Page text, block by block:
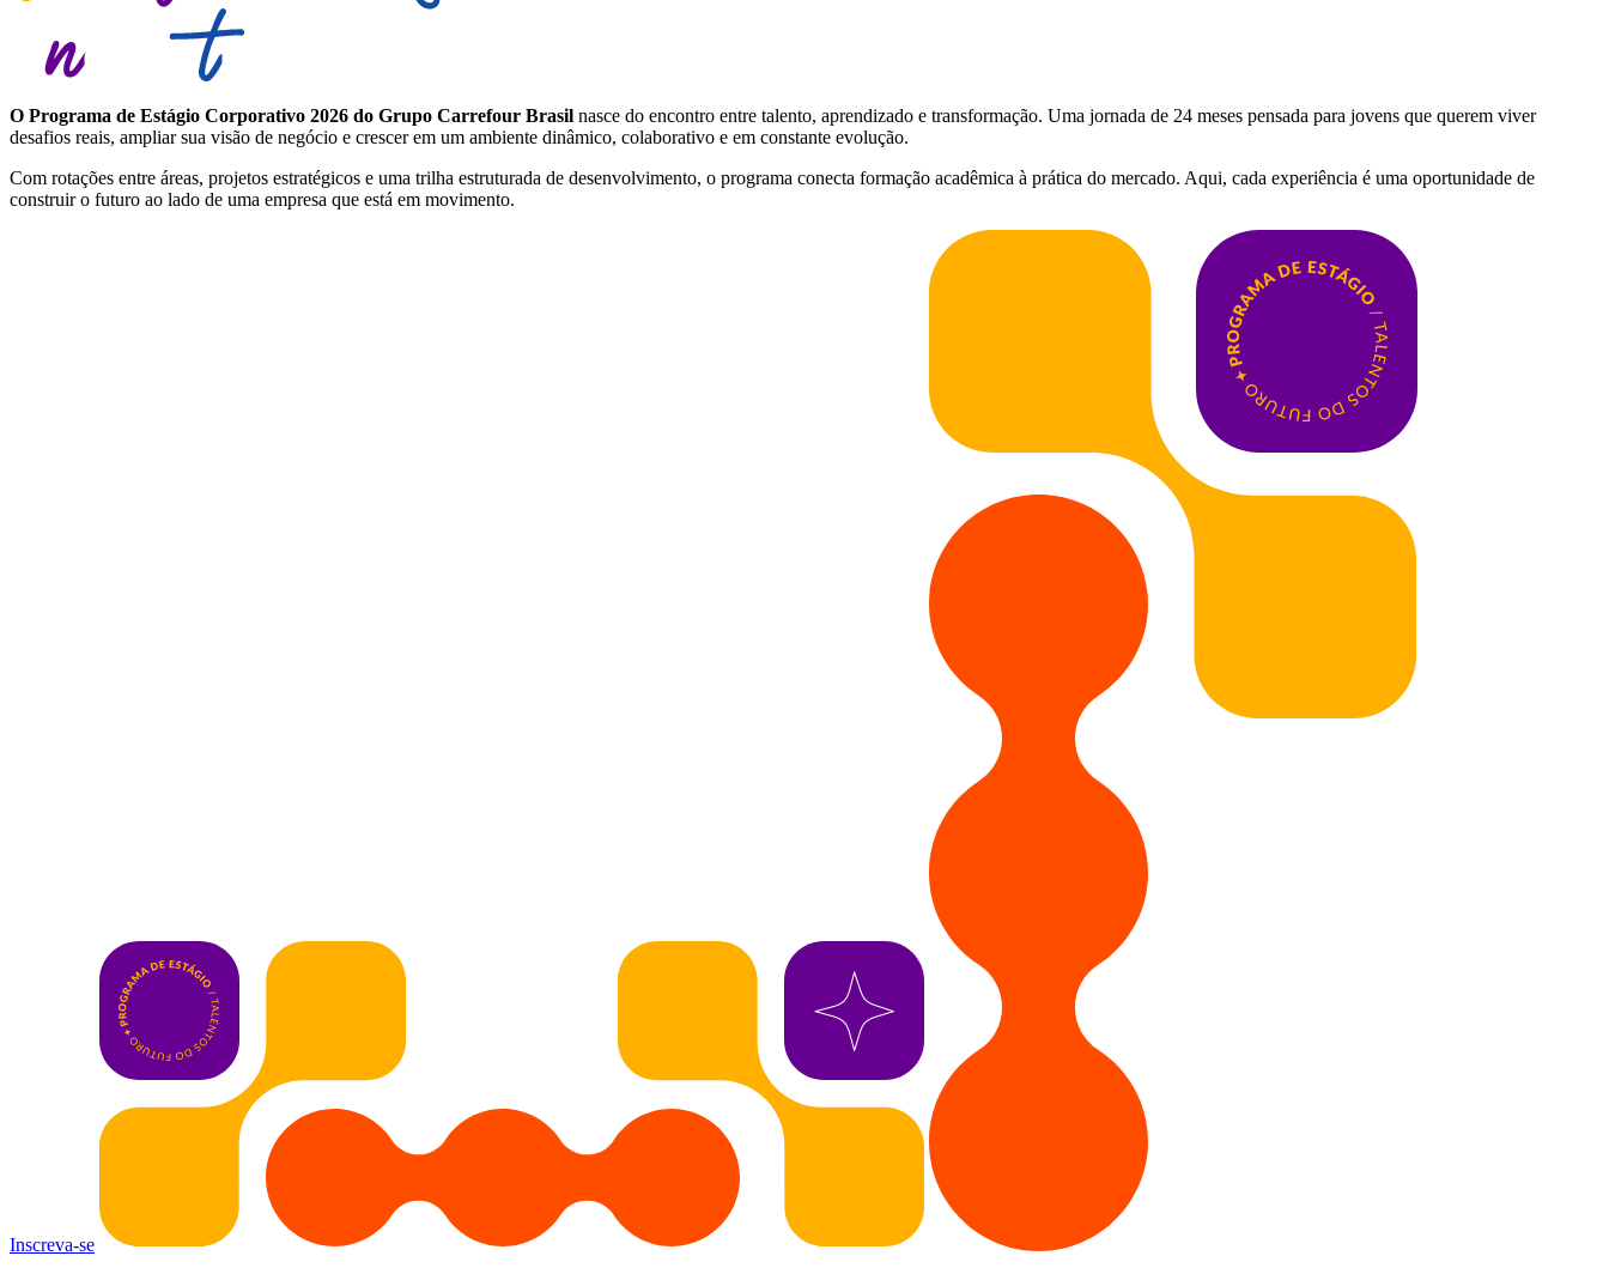
O Programa de Estágio Corporativo 2026 do Grupo Carrefour Brasil nasce do encontro entre talento, aprendizado e transformação. Uma jornada de 24 meses pensada para jovens que querem viver
desafios reais, ampliar sua visão de negócio e crescer em um ambiente dinâmico, colaborativo e em constante evolução.
Com rotações entre áreas, projetos estratégicos e uma trilha estruturada de desenvolvimento, o programa conecta formação acadêmica à prática do mercado. Aqui, cada experiência é uma oportunidade de
construir o futuro ao lado de uma empresa que está em movimento.
Inscreva-se